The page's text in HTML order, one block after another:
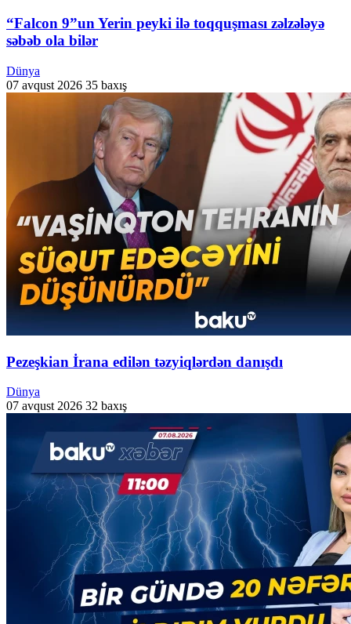
“Falcon 9”un Yerin peyki ilə toqquşması zəlzələyə
səbəb ola bilər
Dünya
07 avqust 2026 35 baxış
Pezeşkian İrana edilən təzyiqlərdən danışdı
Dünya
07 avqust 2026 32 baxış